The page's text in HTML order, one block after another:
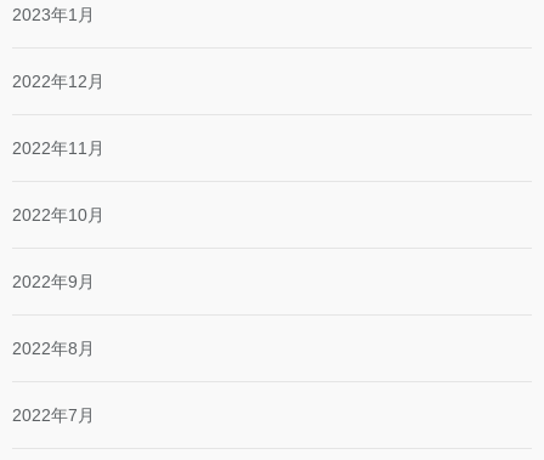
2023年1月
2022年12月
2022年11月
2022年10月
2022年9月
2022年8月
2022年7月